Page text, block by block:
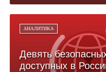
АНАЛИТИКА
Девять
доступных в